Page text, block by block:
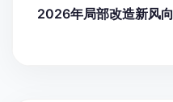
2026年局部改造新风